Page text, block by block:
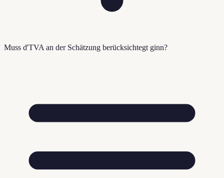
Muss d'TVA an der Schätzung berücksichtegt ginn?